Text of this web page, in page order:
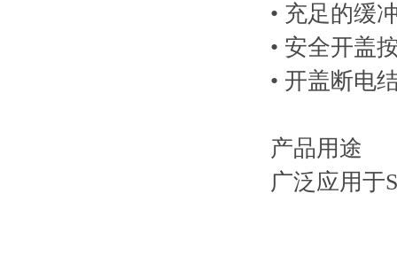
• 充足的缓
• 安全开盖
• 开盖断电
产品用途
广泛应用于